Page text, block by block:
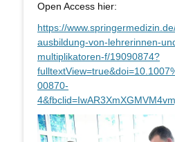
Open Access hier:
https://
ausbildung-von-lehrerinnen-
multiplikatoren-f/19090874?
00870-